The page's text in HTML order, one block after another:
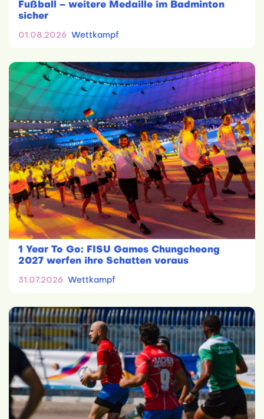
Fußball – weitere Medaille im Badminton
sicher
01.08.2026 Wettkampf
1 Year To Go: FISU Games Chungcheong
2027 werfen ihre Schatten voraus
31.07.2026 Wettkampf